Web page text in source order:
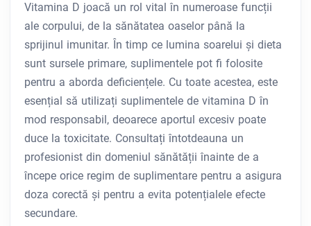
Vitamina D joacă un rol vital în numeroase funcții
ale corpului, de la sănătatea oaselor până la
sprijinul imunitar. În timp ce lumina soarelui și dieta
sunt sursele primare, suplimentele pot fi folosite
pentru a aborda deficiențele. Cu toate acestea, este
esențial să utilizați suplimentele de vitamina D în
mod responsabil, deoarece aportul excesiv poate
duce la toxicitate. Consultați întotdeauna un
profesionist din domeniul sănătății înainte de a
începe orice regim de suplimentare pentru a asigura
doza corectă și pentru a evita potențialele efecte
secundare.